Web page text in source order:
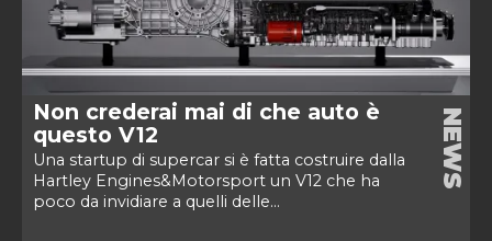
Non crederai mai di che auto è
questo V12
Una startup di supercar si è fatta costruire dalla
Hartley Engines&Motorsport un V12 che ha
poco da invidiare a quelli delle...
NEWS